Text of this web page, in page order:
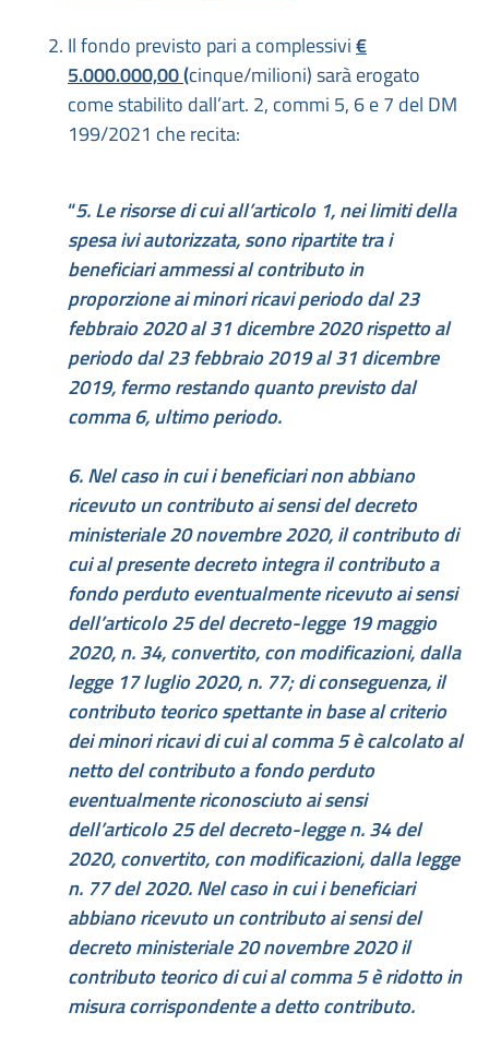
Il fondo previsto pari a complessivi€
5.000.000,00 (cinque/milioni) sarà erogato
come stabilito dall’art. 2, commi 5, 6 e 7 del DM
199/2021 che recita:
“5. Le risorse di cui all’articolo 1, nei limiti della
spesa ivi autorizzata, sono ripartite tra i
beneficiari ammessi al contributo in
proporzione ai minori ricavi periodo dal 23
febbraio 2020 al 31 dicembre 2020 rispetto al
periodo dal 23 febbraio 2019 al 31 dicembre
2019, fermo restando quanto previsto dal
comma 6, ultimo periodo.
6. Nel caso in cui i beneficiari non abbiano
ricevuto un contributo ai sensi del decreto
ministeriale 20 novembre 2020, il contributo di
cui al presente decreto integra il contributo a
fondo perduto eventualmente ricevuto ai sensi
dell’articolo 25 del decreto-legge 19 maggio
2020, n. 34, convertito, con modificazioni, dalla
legge 17 luglio 2020, n. 77; di conseguenza, il
contributo teorico spettante in base al criterio
dei minori ricavi di cui al comma 5 è calcolato al
netto del contributo a fondo perduto
eventualmente riconosciuto ai sensi
dell’articolo 25 del decreto-legge n. 34 del
2020, convertito, con modificazioni, dalla legge
n. 77 del 2020. Nel caso in cui i beneficiari
abbiano ricevuto un contributo ai sensi del
decreto ministeriale 20 novembre 2020 il
contributo teorico di cui al comma 5 è ridotto in
misura corrispondente a detto contributo.